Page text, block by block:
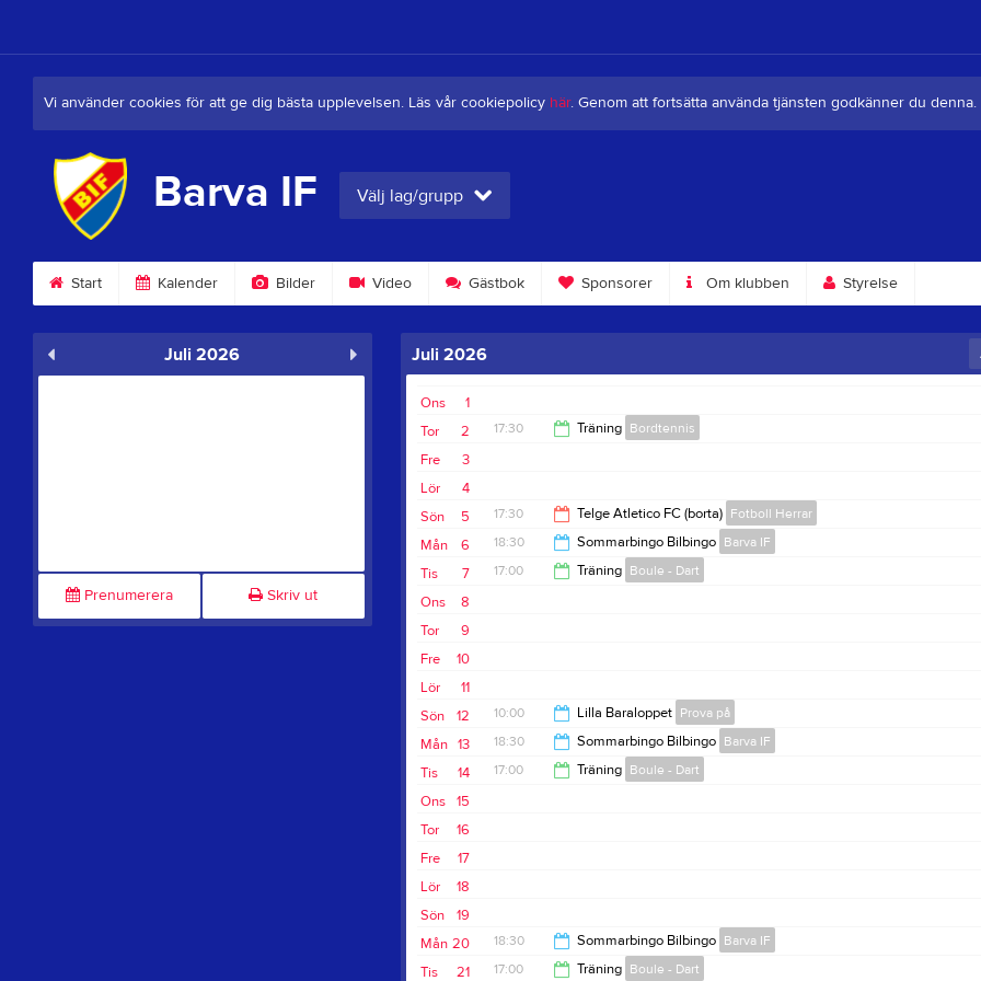
Vi använder cookies för att ge dig bästa upplevelsen. Läs vår cookiepolicy här. Genom att fortsätta använda tjänsten godkänner du denna.
Barva IF Välj lag/grupp
Start Kalender Bilder Video Gästbok Sponsorer Om klubben Styrelse
Juli 2026
Prenumerera Skriv ut
Juli 2026
1
Ons
2
Tor 17:30 Träning Bordtennis
3
Fre
4
Lör
5
Sön 17:30 Telge Atletico FC (borta) Fotboll Herrar
18:30
6
Mån 18:30 Sommarbingo Bilbingo Barva IF
7
Tis 17:00 Träning Boule - Dart
8
Ons
9
Tor
10
Fre
11
Lör
12
Sön 10:00 Lilla Baraloppet Prova på
11:00
13
Mån 18:30 Sommarbingo Bilbingo Barva IF
14
Tis 17:00 Träning Boule - Dart
15
Ons
16
Tor
17
Fre
18
Lör
19
Sön
20
Mån 18:30 Sommarbingo Bilbingo Barva IF
21
Tis 17:00 Träning Boule - Dart